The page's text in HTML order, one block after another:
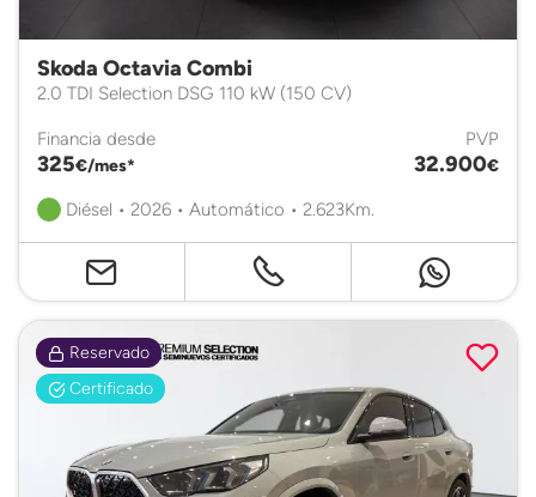
Skoda Octavia Combi
2.0 TDI Selection DSG 110 kW (150 CV)
Financia desde
325€/mes*
PVP
32.900€
Diésel • 2026 • Automático • 2.623Km.
Reservado
Certificado